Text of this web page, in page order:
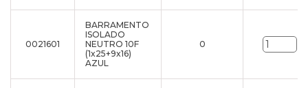
0021601
BARRAMENTO
ISOLADO
NEUTRO 10F
(1x25+9x16)
AZUL
0